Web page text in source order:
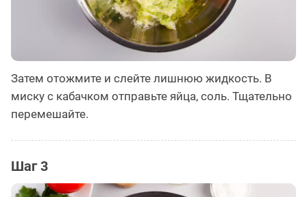
Затем отожмите и слейте лишнюю жидкость. В
миску с кабачком отправьте яйца, соль. Тщательно
перемешайте.
Шаг 3